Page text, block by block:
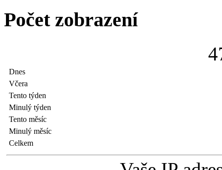
Počet zobrazení
4
Dnes
Včera
Tento týden
Minulý týden
Tento měsíc
Minulý měsíc
Celkem